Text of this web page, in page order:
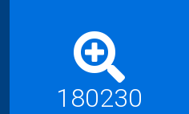
180230